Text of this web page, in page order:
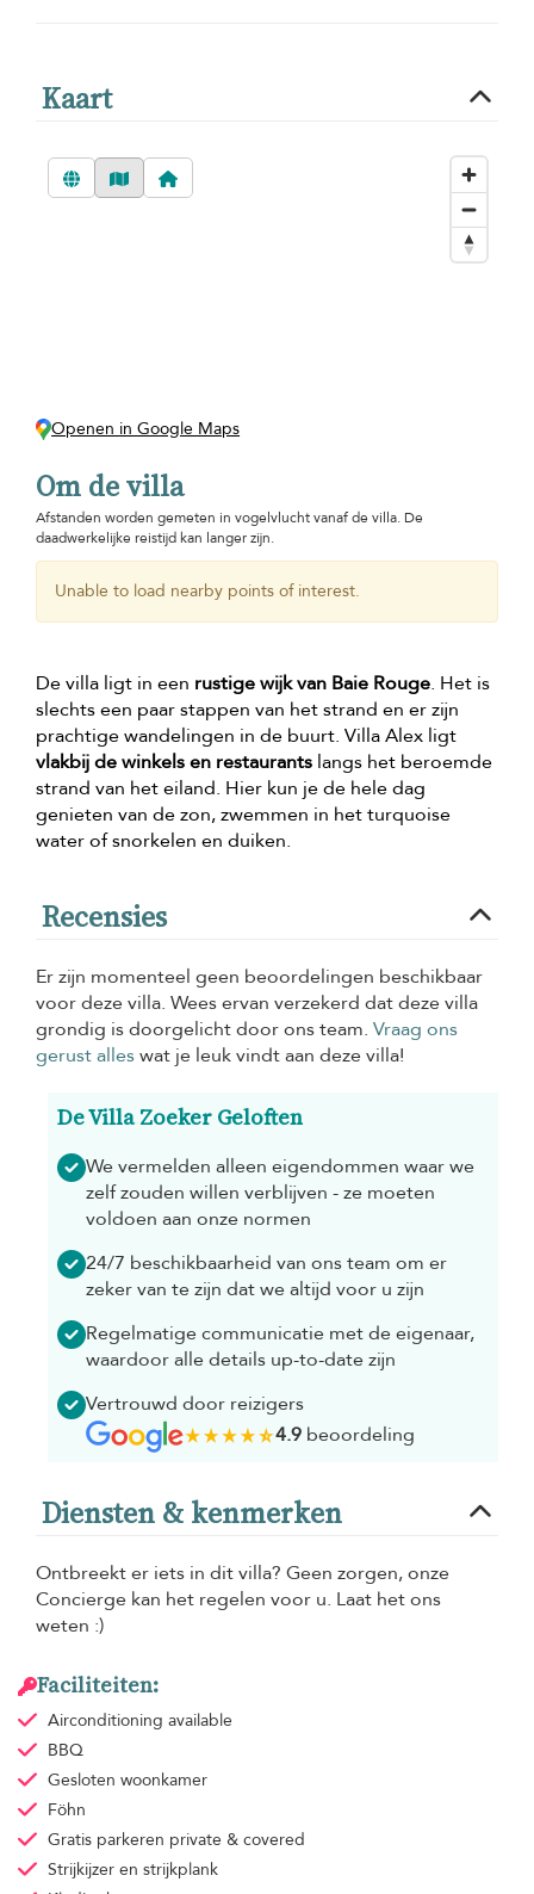
Kaart
Openen in Google Maps
Om de villa
Afstanden worden gemeten in vogelvlucht vanaf de villa. De
daadwerkelijke reistijd kan langer zijn.
Unable to load nearby points of interest.
De villa ligt in een rustige wijk van Baie Rouge. Het is
slechts een paar stappen van het strand en er zijn
prachtige wandelingen in de buurt. Villa Alex ligt
vlakbij de winkels en restaurants langs het beroemde
strand van het eiland. Hier kun je de hele dag
genieten van de zon, zwemmen in het turquoise
water of snorkelen en duiken.
Recensies
Er zijn momenteel geen beoordelingen beschikbaar
voor deze villa. Wees ervan verzekerd dat deze villa
grondig is doorgelicht door ons team. Vraag ons
gerust alleswat je leuk vindt aan deze villa!
De Villa Zoeker Geloften
We vermelden alleen eigendommen waar we
zelf zouden willen verblijven - ze moeten
voldoen aan onze normen
24/7 beschikbaarheid van ons team om er
zeker van te zijn dat we altijd voor u zijn
Regelmatige communicatie met de eigenaar,
waardoor alle details up-to-date zijn
Vertrouwd door reizigers
4.9beoordeling
Diensten & kenmerken
Ontbreekt er iets in dit villa? Geen zorgen, onze
Concierge kan het regelen voor u. Laat het ons
weten :)
Faciliteiten:
Airconditioning available
BBQ
Gesloten woonkamer
Föhn
Gratis parkeren private & covered
Strijkijzer en strijkplank